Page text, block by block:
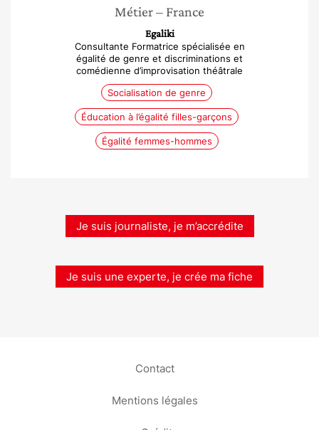
Métier– France
Egaliki
Consultante Formatrice spécialisée en
égalité de genre et discriminations et
comédienne d’improvisation théâtrale
Socialisation de genre
Éducation à l’égalité filles-garçons
Égalité femmes-hommes
Je suis journaliste, je m’accrédite
Je suis une experte, je crée ma fiche
Contact
Mentions légales